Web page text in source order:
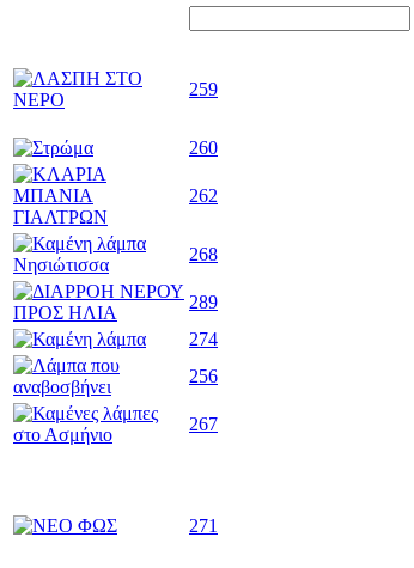
259
260
262
268
289
274
256
267
271